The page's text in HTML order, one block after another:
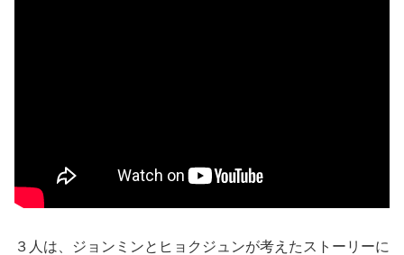
３人は、ジョンミンとヒョクジュンが考えたストーリーに